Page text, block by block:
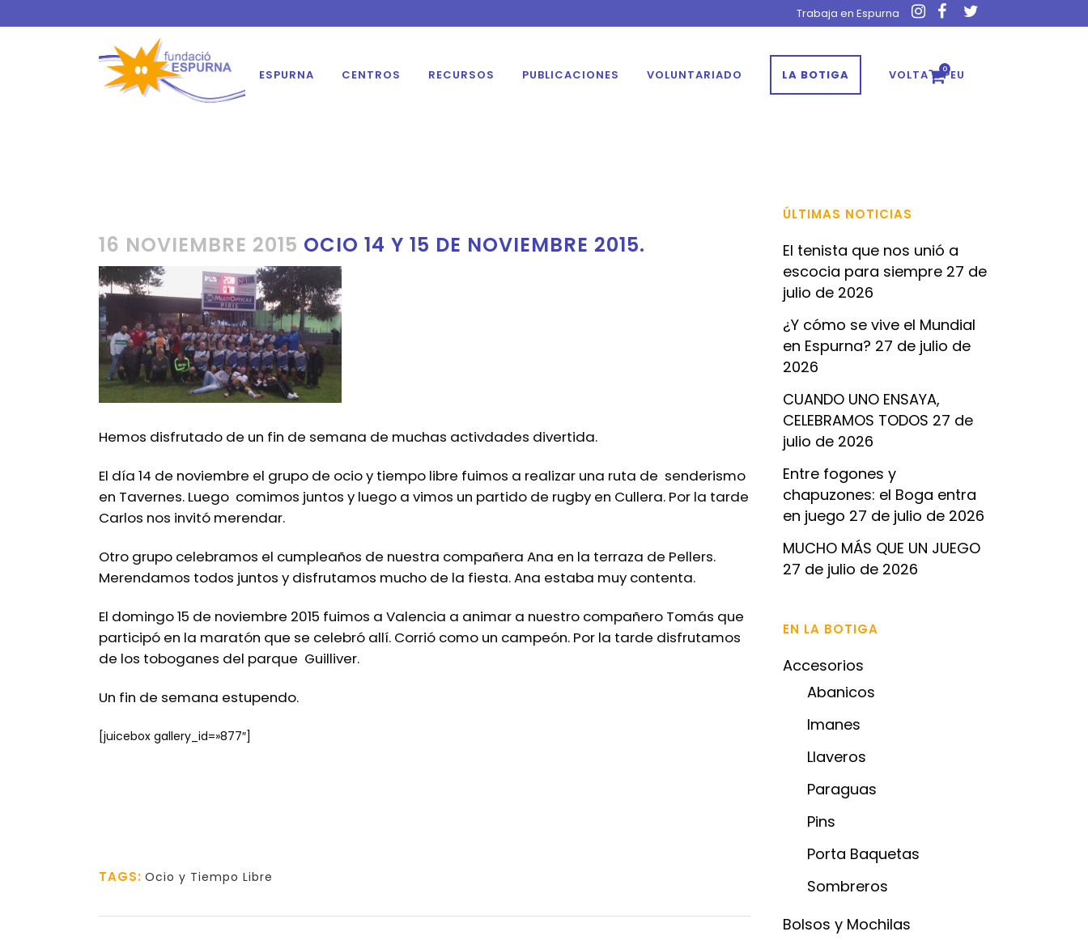
Trabaja en Espurna
0
ESPURNA CENTROS RECURSOS PUBLICACIONES VOLUNTARIADO LA BOTIGA VOLTA A PEU
16 NOVIEMBRE 2015 OCIO 14 Y 15 DE NOVIEMBRE 2015.
Hemos disfrutado de un fin de semana de muchas activdades divertida.
El día 14 de noviembre el grupo de ocio y tiempo libre fuimos a realizar una ruta de senderismo
en Tavernes. Luego comimos juntos y luego a vimos un partido de rugby en Cullera. Por la tarde
Carlos nos invitó merendar.
Otro grupo celebramos el cumpleaños de nuestra compañera Ana en la terraza de Pellers.
Merendamos todos juntos y disfrutamos mucho de la fiesta. Ana estaba muy contenta.
El domingo 15 de noviembre 2015 fuimos a Valencia a animar a nuestro compañero Tomás que
participó en la maratón que se celebró allí. Corrió como un campeón. Por la tarde disfrutamos
de los toboganes del parque Guilliver.
Un fin de semana estupendo.
[juicebox gallery_id=»877″]
TAGS: Ocio y Tiempo Libre
ÚLTIMAS NOTICIAS
El tenista que nos unió a
escocia para siempre 27 de
julio de 2026
¿Y cómo se vive el Mundial
en Espurna? 27 de julio de
2026
CUANDO UNO ENSAYA,
CELEBRAMOS TODOS 27 de
julio de 2026
Entre fogones y
chapuzones: el Boga entra
en juego 27 de julio de 2026
MUCHO MÁS QUE UN JUEGO
27 de julio de 2026
EN LA BOTIGA
Accesorios
Abanicos
Imanes
Llaveros
Paraguas
Pins
Porta Baquetas
Sombreros
Bolsos y Mochilas